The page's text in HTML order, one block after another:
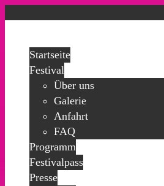
Startseite
Festival
Über uns
Galerie
Anfahrt
FAQ
Programm
Festivalpass
Presse